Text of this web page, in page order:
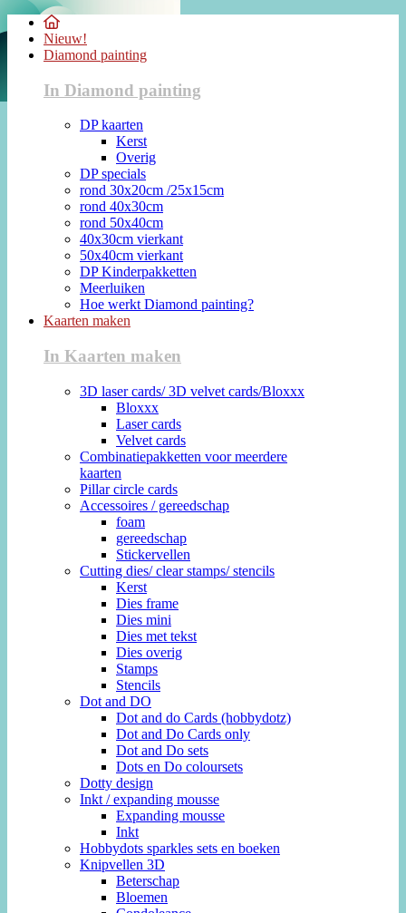
Nieuw!
Diamond painting
In Diamond painting
DP kaarten
Kerst
Overig
DP specials
rond 30x20cm /25x15cm
rond 40x30cm
rond 50x40cm
40x30cm vierkant
50x40cm vierkant
DP Kinderpakketten
Meerluiken
Hoe werkt Diamond painting?
Kaarten maken
In Kaarten maken
3D laser cards/ 3D velvet cards/Bloxxx
Bloxxx
Laser cards
Velvet cards
Combinatiepakketten voor meerdere
kaarten
Pillar circle cards
Accessoires / gereedschap
foam
gereedschap
Stickervellen
Cutting dies/ clear stamps/ stencils
Kerst
Dies frame
Dies mini
Dies met tekst
Dies overig
Stamps
Stencils
Dot and DO
Dot and do Cards (hobbydotz)
Dot and Do Cards only
Dot and Do sets
Dots en Do coloursets
Dotty design
Inkt / expanding mousse
Expanding mousse
Inkt
Hobbydots sparkles sets en boeken
Knipvellen 3D
Beterschap
Bloemen